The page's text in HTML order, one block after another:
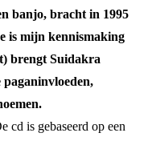
banjo, bracht in 1995
is mijn kennismaking
brengt Suidakra
cd is gebaseerd op een